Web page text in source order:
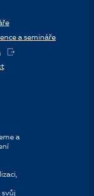
a semináře
a
svůj